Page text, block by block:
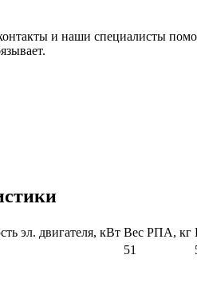
и наши специалисты
эл. двигателя, кВт Вес РПА, кг
51